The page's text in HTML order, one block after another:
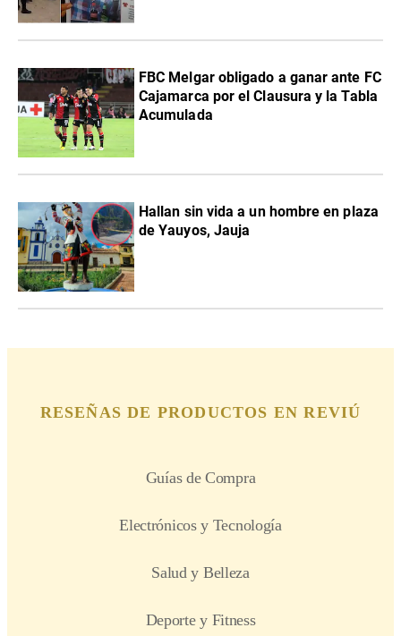
FBC Melgar obligado a ganar ante FC
Cajamarca por el Clausura y la Tabla
Acumulada
Hallan sin vida a un hombre en plaza
de Yauyos, Jauja